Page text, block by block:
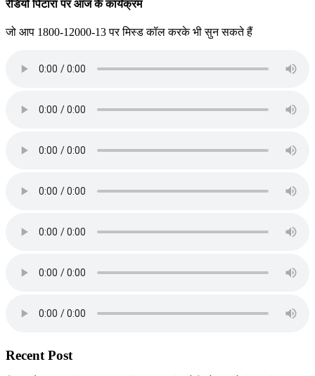
रेडियो पिटारा पर आज के कार्यक्रम
जो आप 1800-12000-13 पर मिस्ड कॉल करके भी सुन सकते हैं
Recent Post